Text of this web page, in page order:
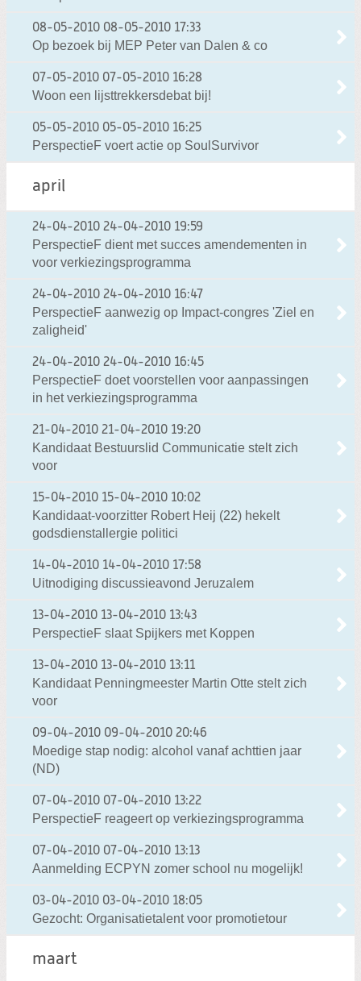
08-05-2010 08-05-2010 17:33
Op bezoek bij MEP Peter van Dalen & co
07-05-2010 07-05-2010 16:28
Woon een lijsttrekkersdebat bij!
05-05-2010 05-05-2010 16:25
PerspectieF voert actie op SoulSurvivor
april
24-04-2010 24-04-2010 19:59
PerspectieF dient met succes amendementen in
voor verkiezingsprogramma
24-04-2010 24-04-2010 16:47
PerspectieF aanwezig op Impact-congres 'Ziel en
zaligheid'
24-04-2010 24-04-2010 16:45
PerspectieF doet voorstellen voor aanpassingen
in het verkiezingsprogramma
21-04-2010 21-04-2010 19:20
Kandidaat Bestuurslid Communicatie stelt zich
voor
15-04-2010 15-04-2010 10:02
Kandidaat-voorzitter Robert Heij (22) hekelt
godsdienstallergie politici
14-04-2010 14-04-2010 17:58
Uitnodiging discussieavond Jeruzalem
13-04-2010 13-04-2010 13:43
PerspectieF slaat Spijkers met Koppen
13-04-2010 13-04-2010 13:11
Kandidaat Penningmeester Martin Otte stelt zich
voor
09-04-2010 09-04-2010 20:46
Moedige stap nodig: alcohol vanaf achttien jaar
(ND)
07-04-2010 07-04-2010 13:22
PerspectieF reageert op verkiezingsprogramma
07-04-2010 07-04-2010 13:13
Aanmelding ECPYN zomer school nu mogelijk!
03-04-2010 03-04-2010 18:05
Gezocht: Organisatietalent voor promotietour
maart